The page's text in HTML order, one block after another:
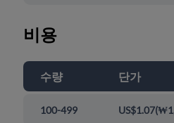
비용
수량 단가
100-499 US$1.07(